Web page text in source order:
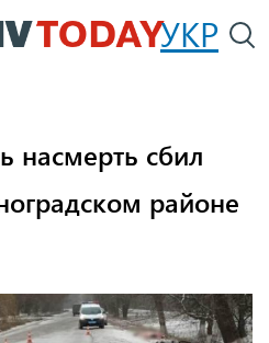
Перейти
к
УКР
насмерть сбил
районе